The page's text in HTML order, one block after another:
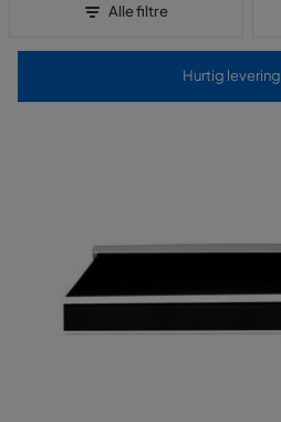
Alle filtre
Hurtig levering